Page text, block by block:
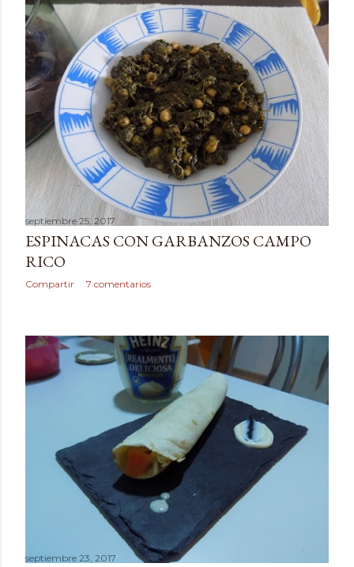
septiembre 25, 2017
ESPINACAS CON GARBANZOS CAMPO
RICO
Compartir 7 comentarios
septiembre 23, 2017